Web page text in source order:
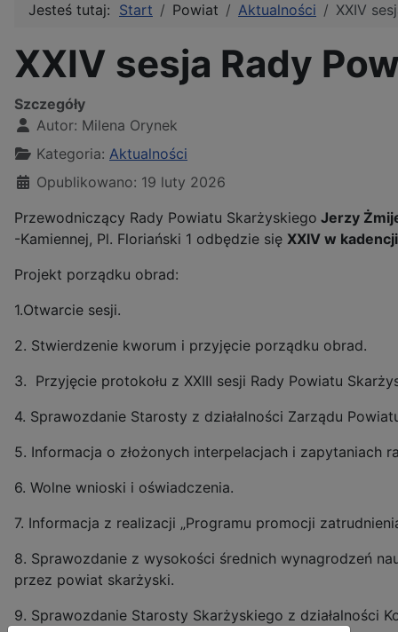
Jesteś tutaj: Start Powiat Aktualności XXIV
XXIV sesja Rady
Szczegóły
Autor: Milena Orynek
Kategoria: Aktualności
Opublikowano: 19 luty 2026
Przewodniczący Rady Powiatu Skarżyskiego Jerzy
-Kamiennej, Pl. Floriański 1 odbędzie się XXIV w
Projekt porządku obrad:
1.Otwarcie sesji.
2. Stwierdzenie kworum i przyjęcie porządku obrad.
3. Przyjęcie protokołu z XXIII sesji Rady Powiatu
4. Sprawozdanie Starosty z działalności Zarządu
5. Informacja o złożonych interpelacjach i zapytaniach
6. Wolne wnioski i oświadczenia.
7. Informacja z realizacji „Programu promocji
8. Sprawozdanie z wysokości średnich wynagrodzeń
przez powiat skarżyski.
9. Sprawozdanie Starosty Skarżyskiego z działalności